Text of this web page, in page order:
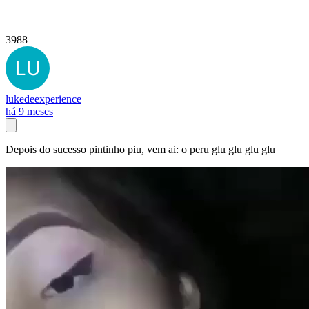
3988
lukedeexperience
há 9 meses
Depois do sucesso pintinho piu, vem ai: o peru glu glu glu glu